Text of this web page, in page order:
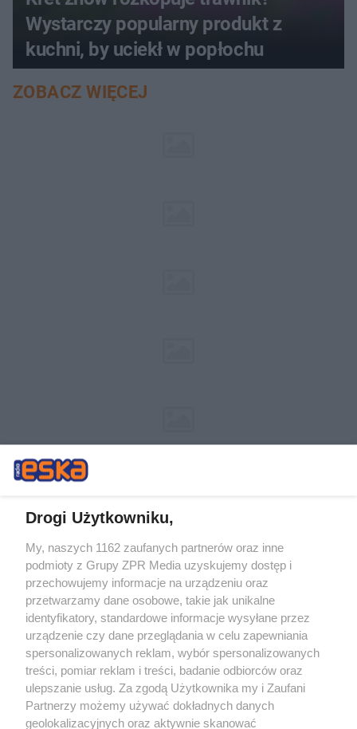
Wystarczy popularny produkt z
kuchni, by uciekł w popłochu
ZOBACZ WIĘCEJ
Żaden utwór zamieszczony w serwisie nie może być powielany i
rozpowszechniany lub dalej rozpowszechniany w jakikolwiek sposób (w
tym także elektroniczny lub mechaniczny) na jakimkolwiek polu
eksploatacji w jakiejkolwiek formie, włącznie z umieszczaniem w
Internecie bez pisemnej zgody właściciela praw. Jakiekolwiek użycie lub
wykorzystanie utworów w całości lub w części z naruszeniem prawa,
tzn. bez właściwej zgody, jest zabronione pod groźbą kary i może być
ścigane prawnie.
Drogi Użytkowniku,
My, naszych 1162 zaufanych partnerów oraz inne
podmioty z Grupy ZPR Media uzyskujemy dostęp i
przechowujemy informacje na urządzeniu oraz
przetwarzamy dane osobowe, takie jak unikalne
identyfikatory, standardowe informacje wysyłane przez
urządzenie czy dane przeglądania w celu zapewniania
spersonalizowanych reklam, wybór spersonalizowanych
treści, pomiar reklam i treści, badanie odbiorców oraz
ulepszanie usług. Za zgodą Użytkownika my i Zaufani
Partnerzy możemy używać dokładnych danych
geolokalizacyjnych oraz aktywnie skanować